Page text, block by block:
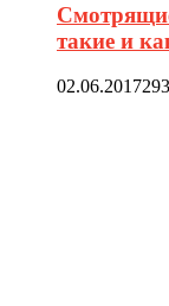
такие и
02.06.2017